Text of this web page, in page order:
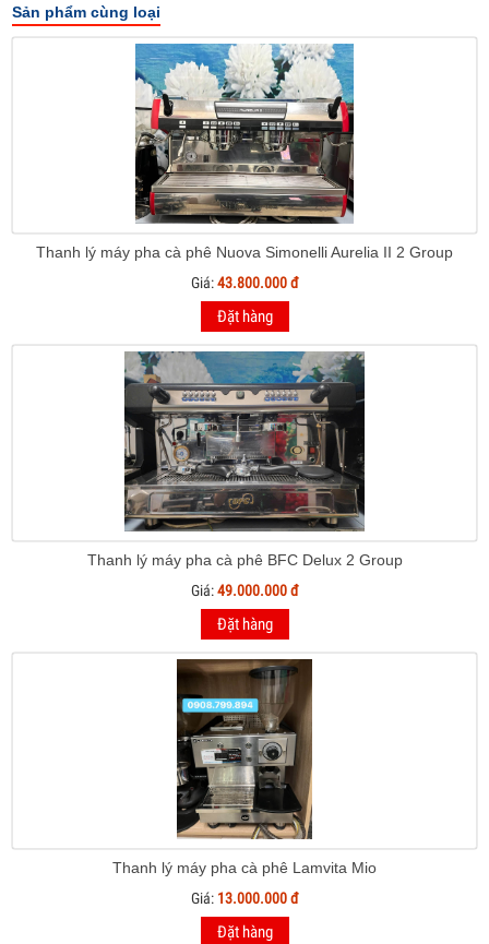
Sản phẩm cùng loại
Thanh lý máy pha cà phê Nuova Simonelli Aurelia II 2 Group
Giá:43.800.000 đ
Đặt hàng
Thanh lý máy pha cà phê BFC Delux 2 Group
Giá:49.000.000 đ
Đặt hàng
Thanh lý máy pha cà phê Lamvita Mio
Giá: 13.000.000 đ
Đặt hàng